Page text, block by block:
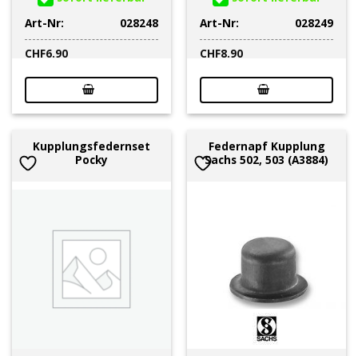
Art-Nr:
028248
CHF6.90
Art-Nr:
028249
CHF8.90
Kupplungsfedernset
Pocky
Federnapf Kupplung
Sachs 502, 503 (A3884)